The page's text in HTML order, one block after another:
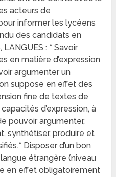
acteurs de
informer les lycéens
des candidats en
: * Savoir
en matière d’expression
argumenter un
suppose en effet des
fine de textes de
d’expression, à
pouvoir argumenter,
synthétiser, produire et
Disposer d’un bon
étrangère (niveau
en effet obligatoirement